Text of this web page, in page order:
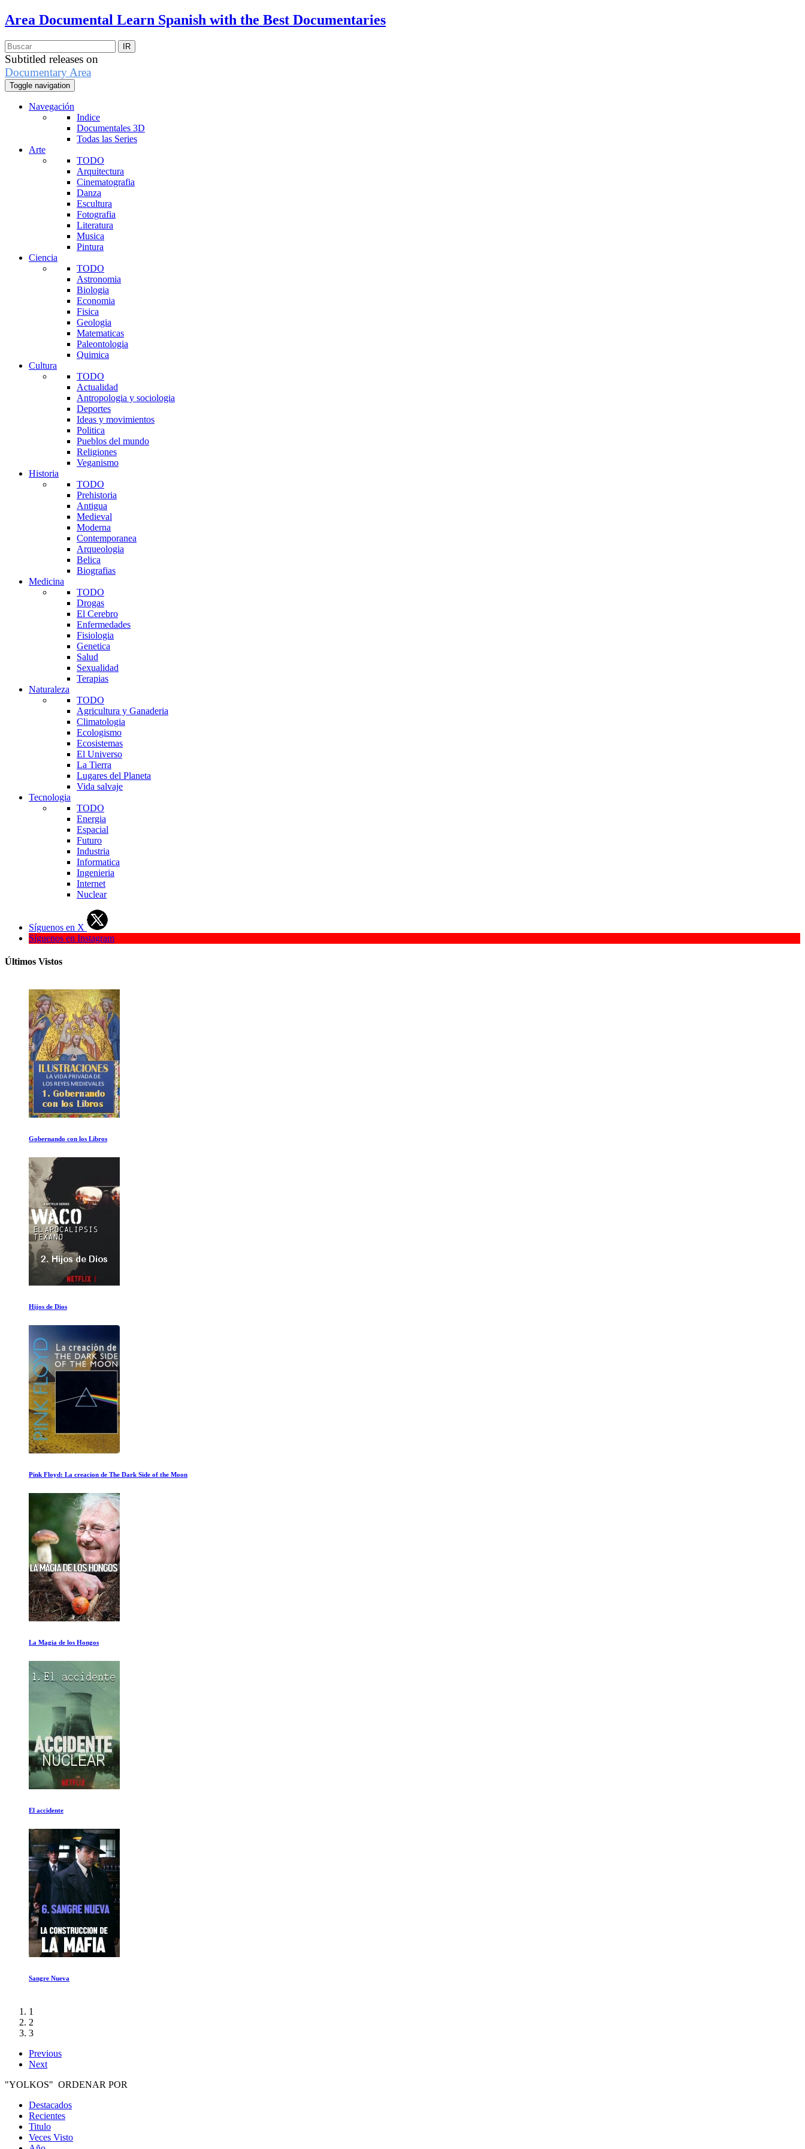
Area Documental Learn Spanish with the Best Documentaries
Subtitled releases on
Documentary Area
Toggle navigation
Navegación
Indice
Documentales 3D
Todas las Series
Arte
TODO
Arquitectura
Cinematografia
Danza
Escultura
Fotografia
Literatura
Musica
Pintura
Ciencia
TODO
Astronomia
Biologia
Economia
Fisica
Geologia
Matematicas
Paleontologia
Quimica
Cultura
TODO
Actualidad
Antropologia y sociologia
Deportes
Ideas y movimientos
Politica
Pueblos del mundo
Religiones
Veganismo
Historia
TODO
Prehistoria
Antigua
Medieval
Moderna
Contemporanea
Arqueologia
Belica
Biografias
Medicina
TODO
Drogas
El Cerebro
Enfermedades
Fisiologia
Genetica
Salud
Sexualidad
Terapias
Naturaleza
TODO
Agricultura y Ganaderia
Climatologia
Ecologismo
Ecosistemas
El Universo
La Tierra
Lugares del Planeta
Vida salvaje
Tecnologia
TODO
Energia
Espacial
Futuro
Industria
Informatica
Ingenieria
Internet
Nuclear
Síguenos en X
Síguenos en Instagram
Últimos Vistos
La Conquista de los Cielos Los primeros en volar
Pizarro: La sangre del Dios-sol
David Holmes: El chico que sobrevivio
Caso Roe
El Ultimo Baile Episodio I
La disputa
1
2
3
Previous
Next
"YOLKOS" ORDENAR POR
Destacados
Recientes
Titulo
Veces Visto